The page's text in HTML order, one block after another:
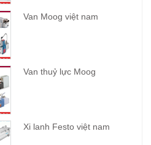
Van Moog việt nam
Van thuỷ lực Moog
Xi lanh Festo việt nam